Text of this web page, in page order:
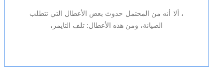
، ألا أنه من المحتمل حدوث بعض الأعطال التي تتطلب
الصيانة، ومن هذه الأعطال: تلف التايمر،